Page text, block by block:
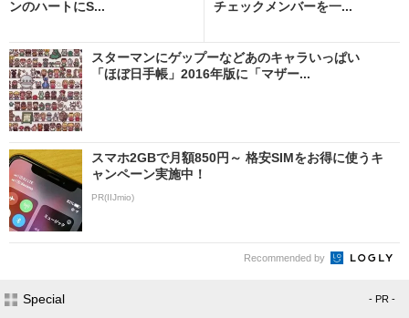
ンのハートにS...
チェックメンバーを一...
スターマンにゲップーなどあのキャラいっぱい
「ほぼ日手帳」2016年版に「マザー...
スマホ2GBで月額850円～ 格安SIMをお得に使うキ
ャンペーン実施中！
PR(IIJmio)
Recommended by
Special - PR -